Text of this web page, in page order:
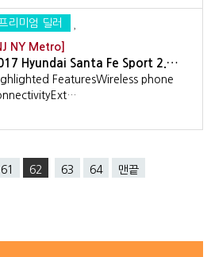
리미엄 딜러
NY Metro]
Hyundai Santa Fe Sport 2.…
FeaturesWireless phone
61 62 63 64 맨끝